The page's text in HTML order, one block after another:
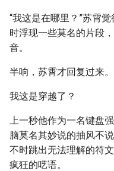
“我这是在哪里？”苏霄
时浮现一些莫名的片段
音。
半响，苏霄才回复过来。
我这是穿越了？
上一秒他作为一名键盘
脑莫名其妙说的抽风不
不时跳出无法理解的符
疯狂的呓语。